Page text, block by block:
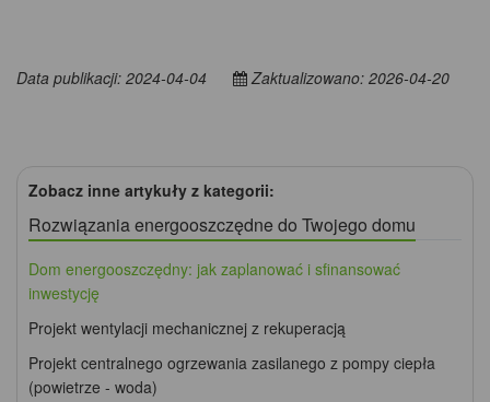
Data publikacji: 2024-04-04 Zaktualizowano: 2026-04-20
Zobacz inne artykuły z kategorii:
Rozwiązania energooszczędne do Twojego domu
Dom energooszczędny: jak zaplanować i sfinansować
inwestycję
Projekt wentylacji mechanicznej z rekuperacją
Projekt centralnego ogrzewania zasilanego z pompy ciepła
(powietrze - woda)